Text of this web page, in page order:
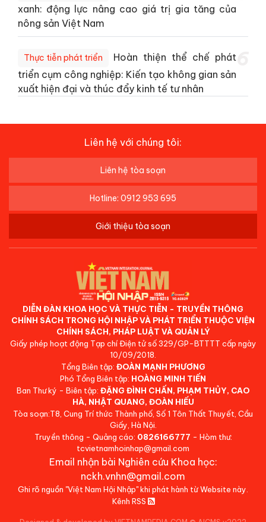
xanh: động lực nâng cao giá trị gia tăng của
nông sản Việt Nam
Thực tiễn phát triển
Hoàn thiện thể chế phát
triển cụm công nghiệp: Kiến tạo không gian sản
xuất hiện đại và thúc đẩy kinh tế tư nhân
Liên hệ với chúng tôi:
Liên hệ tòa soạn
Hotline: 0912 953 695
Giới thiệu tòa soạn
DIỄN ĐÀN KHOA HỌC VÀ THỰC TIỄN - TRUYỀN THÔNG
CHÍNH SÁCH TRONG HỘI NHẬP VÀ PHÁT TRIỂN THUỘC VIỆN
CHÍNH SÁCH, PHÁP LUẬT VÀ QUẢN LÝ
Giấy phép hoạt động Tạp chí Điện tử số 329/GP-BTTTT cấp ngày
10/09/2018.
Tổng Biên tập: ĐOÀN MẠNH PHƯƠNG
Phó Tổng Biên tập: HOÀNG MINH TIẾN
Ban Thư ký - Biên tập: ĐẶNG ĐÌNH CHẤN, PHẠM THỦY, CAO
HÀ, NHẬT QUANG, ĐOÀN HIẾU
Tòa soạn:T8, Cung Trí thức Thành phố, Số 1 Tôn Thất Thuyết, Cầu
Giấy, Hà Nội.
Truyền thông - Quảng cáo: 0826166777 - Hòm thư:
tcvietnamhoinhap@gmail.com
Email nhận bài Nghiên cứu Khoa học:
nckh.vnhn@gmail.com
Ghi rõ nguồn "Việt Nam Hội Nhập" khi phát hành từ Website này.
Kênh RSS